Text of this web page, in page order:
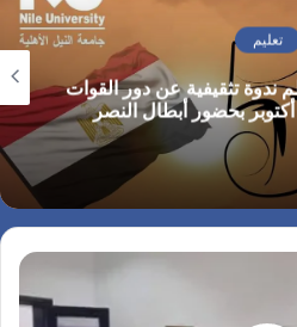
تعليم
ندوة تثقيفية عن دور القوات
بحضور أبطال النصر